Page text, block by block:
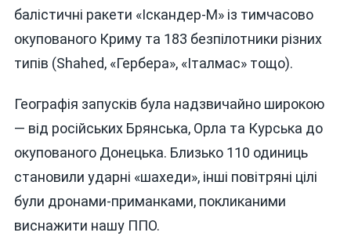
балістичні ракети «Іскандер-М» із тимчасово
окупованого Криму та 183 безпілотники різних
типів (Shahed, «Гербера», «Італмас» тощо).
Географія запусків була надзвичайно широкою
— від російських Брянська, Орла та Курська до
окупованого Донецька. Близько 110 одиниць
становили ударні «шахеди», інші повітряні цілі
були дронами-приманками, покликаними
виснажити нашу ППО.